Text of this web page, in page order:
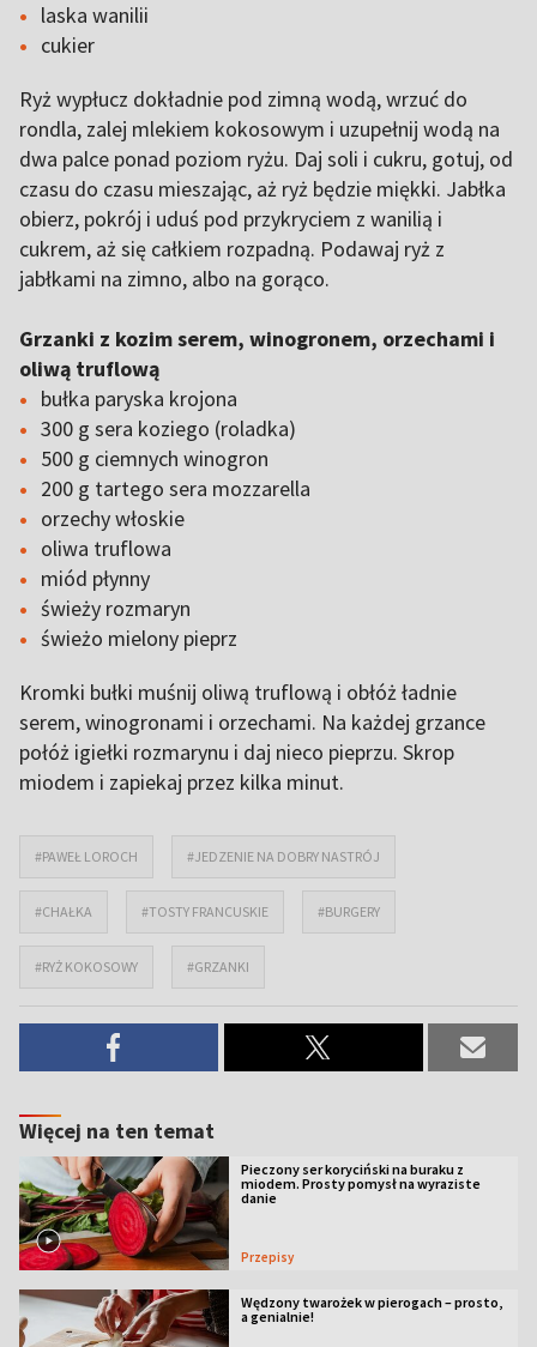
laska wanilii
cukier
Ryż wypłucz dokładnie pod zimną wodą, wrzuć do
rondla, zalej mlekiem kokosowym i uzupełnij wodą na
dwa palce ponad poziom ryżu. Daj soli i cukru, gotuj, od
czasu do czasu mieszając, aż ryż będzie miękki. Jabłka
obierz, pokrój i uduś pod przykryciem z wanilią i
cukrem, aż się całkiem rozpadną. Podawaj ryż z
jabłkami na zimno, albo na gorąco.
Grzanki z kozim serem, winogronem, orzechami i
oliwą truflową
bułka paryska krojona
300 g sera koziego (roladka)
500 g ciemnych winogron
200 g tartego sera mozzarella
orzechy włoskie
oliwa truflowa
miód płynny
świeży rozmaryn
świeżo mielony pieprz
Kromki bułki muśnij oliwą truflową i obłóż ładnie
serem, winogronami i orzechami. Na każdej grzance
połóż igiełki rozmarynu i daj nieco pieprzu. Skrop
miodem i zapiekaj przez kilka minut.
#PAWEŁ LOROCH #JEDZENIE NA DOBRY NASTRÓJ
#CHAŁKA #TOSTY FRANCUSKIE #BURGERY
#RYŻ KOKOSOWY #GRZANKI
Więcej na ten temat
Pieczony ser koryciński na buraku z
miodem. Prosty pomysł na wyraziste
danie
Przepisy
Wędzony twarożek w pierogach – prosto,
a genialnie!